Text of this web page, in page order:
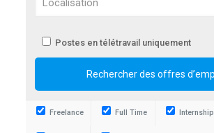
Postes en télétravail uniquement
Freelance Full Time Internship